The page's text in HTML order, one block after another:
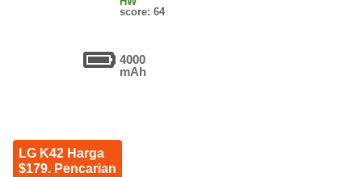
score: 64
4000
mAh
LG K42 Harga
$179. Pencarian